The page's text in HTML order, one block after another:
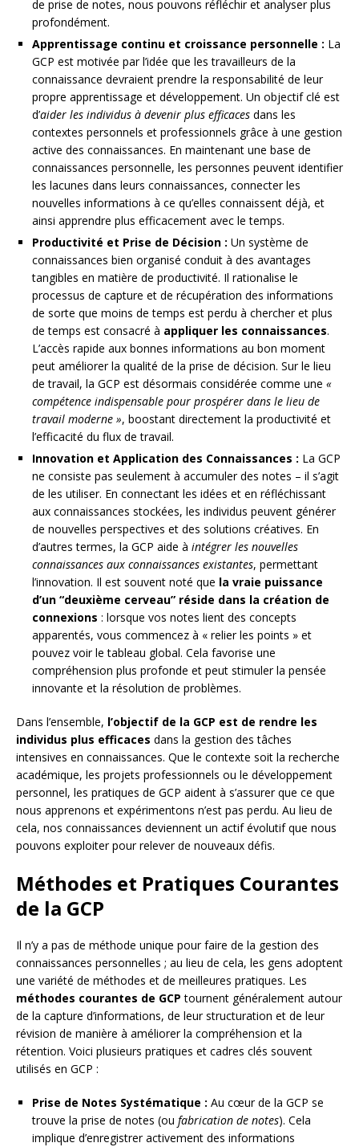
de prise de notes, nous pouvons réfléchir et analyser plus
profondément.
Apprentissage continu et croissance personnelle : La
GCP est motivée par l’idée que les travailleurs de la
connaissance devraient prendre la responsabilité de leur
propre apprentissage et développement. Un objectif clé est
d’aider les individus à devenir plus efficaces dans les
contextes personnels et professionnels grâce à une gestion
active des connaissances. En maintenant une base de
connaissances personnelle, les personnes peuvent identifier
les lacunes dans leurs connaissances, connecter les
nouvelles informations à ce qu’elles connaissent déjà, et
ainsi apprendre plus efficacement avec le temps.
Productivité et Prise de Décision : Un système de
connaissances bien organisé conduit à des avantages
tangibles en matière de productivité. Il rationalise le
processus de capture et de récupération des informations
de sorte que moins de temps est perdu à chercher et plus
de temps est consacré à appliquer les connaissances.
L’accès rapide aux bonnes informations au bon moment
peut améliorer la qualité de la prise de décision. Sur le lieu
de travail, la GCP est désormais considérée comme une «
compétence indispensable pour prospérer dans le lieu de
travail moderne », boostant directement la productivité et
l’efficacité du flux de travail.
Innovation et Application des Connaissances : La GCP
ne consiste pas seulement à accumuler des notes – il s’agit
de les utiliser. En connectant les idées et en réfléchissant
aux connaissances stockées, les individus peuvent générer
de nouvelles perspectives et des solutions créatives. En
d’autres termes, la GCP aide à intégrer les nouvelles
connaissances aux connaissances existantes, permettant
l’innovation. Il est souvent noté que la vraie puissance
d’un “deuxième cerveau” réside dans la création de
connexions : lorsque vos notes lient des concepts
apparentés, vous commencez à « relier les points » et
pouvez voir le tableau global. Cela favorise une
compréhension plus profonde et peut stimuler la pensée
innovante et la résolution de problèmes.
Dans l’ensemble, l’objectif de la GCP est de rendre les
individus plus efficaces dans la gestion des tâches
intensives en connaissances. Que le contexte soit la recherche
académique, les projets professionnels ou le développement
personnel, les pratiques de GCP aident à s’assurer que ce que
nous apprenons et expérimentons n’est pas perdu. Au lieu de
cela, nos connaissances deviennent un actif évolutif que nous
pouvons exploiter pour relever de nouveaux défis.
Méthodes et Pratiques Courantes
de la GCP
Il n’y a pas de méthode unique pour faire de la gestion des
connaissances personnelles ; au lieu de cela, les gens adoptent
une variété de méthodes et de meilleures pratiques. Les
méthodes courantes de GCP tournent généralement autour
de la capture d’informations, de leur structuration et de leur
révision de manière à améliorer la compréhension et la
rétention. Voici plusieurs pratiques et cadres clés souvent
utilisés en GCP :
Prise de Notes Systématique : Au cœur de la GCP se
trouve la prise de notes (ou fabrication de notes). Cela
implique d’enregistrer activement des informations